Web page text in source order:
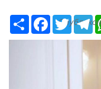
РесурсFacebook